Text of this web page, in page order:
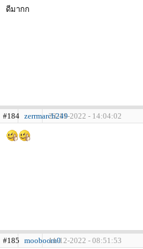
ดีมากก
#184 zerrmarch24923-11-2022 - 14:04:02
#185 mooboom011-12-2022 - 08:51:53